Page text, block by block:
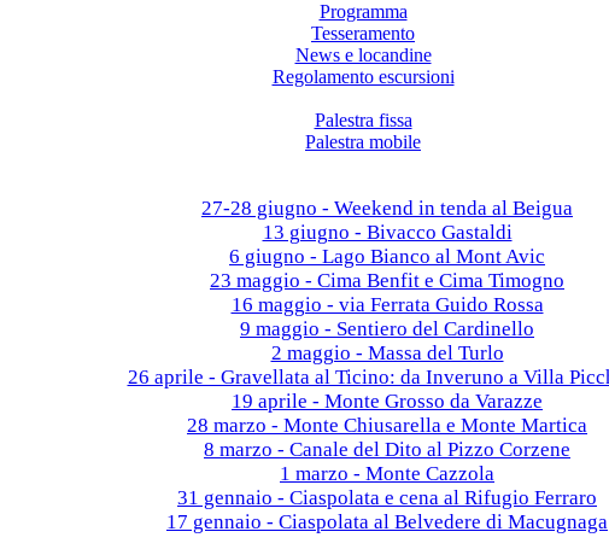
Programma
Tesseramento
News e locandine
Regolamento escursioni
Palestra fissa
Palestra mobile
27-28 giugno - Weekend in tenda al Beigua
13 giugno - Bivacco Gastaldi
6 giugno - Lago Bianco al Mont Avic
23 maggio - Cima Benfit e Cima Timogno
16 maggio - via Ferrata Guido Rossa
9 maggio - Sentiero del Cardinello
2 maggio - Massa del Turlo
26 aprile - Gravellata al Ticino: da Inveruno a Villa
19 aprile - Monte Grosso da Varazze
28 marzo - Monte Chiusarella e Monte Martica
8 marzo - Canale del Dito al Pizzo Corzene
1 marzo - Monte Cazzola
31 gennaio - Ciaspolata e cena al Rifugio Ferraro
17 gennaio - Ciaspolata al Belvedere di Macugnaga